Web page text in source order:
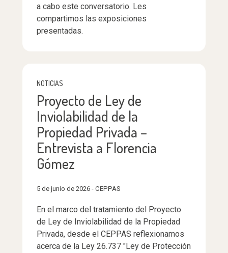
a cabo este conversatorio. Les
compartimos las exposiciones
presentadas.
NOTICIAS
Proyecto de Ley de
Inviolabilidad de la
Propiedad Privada –
Entrevista a Florencia
Gómez
5 de junio de 2026 - CEPPAS
En el marco del tratamiento del Proyecto
de Ley de Inviolabilidad de la Propiedad
Privada, desde el CEPPAS reflexionamos
acerca de la Ley 26.737 "Ley de Protección